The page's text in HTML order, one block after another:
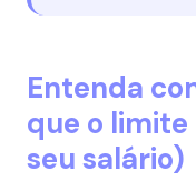
Entenda
que o
seu salário)